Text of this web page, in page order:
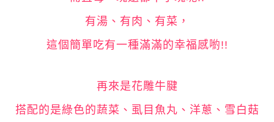
有湯、有肉、有菜，
這個簡單吃有一種滿滿的幸福感喲!!
再來是花雕牛腱
搭配的是綠色的蔬菜、虱目魚丸、洋蔥、雪白菇